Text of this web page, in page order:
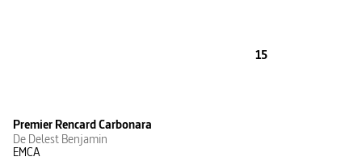
15
Premier Rencard Carbonara
De Delest Benjamin
EMCA